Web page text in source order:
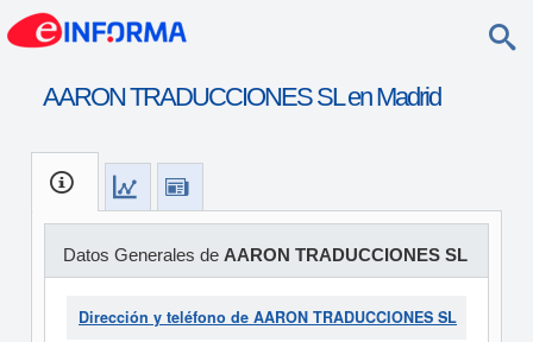
AARON TRADUCCIONES SL en Madrid
Datos Generales de AARON TRADUCCIONES SL
Dirección y teléfono de AARON TRADUCCIONES SL